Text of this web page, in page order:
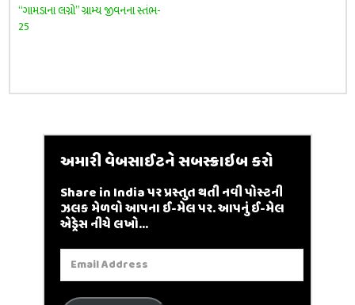
“ગામડાના લગ્નો” ગ્રામ્ય જીવનના સ્તંભ-
25
અમારી વેબસાઈટને સબસ્ક્રાઇબ કરો
Share in India પર પ્રસ્તુત થતી નવી પોસ્ટની
ઝલક મેળવો આપના ઈ-મેલ પર. આપનું ઈ-મેલ
એડ્રેસ નીચે લખો...
Email
Address